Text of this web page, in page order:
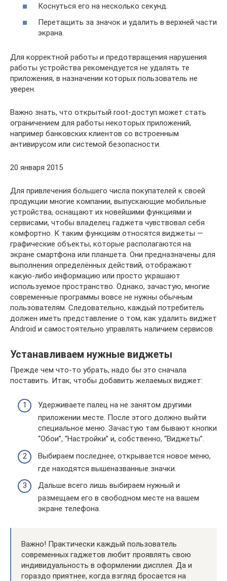
Коснуться его на несколько секунд.
Перетащить за значок и удалить в верхней части
экрана.
Для корректной работы и предотвращения нарушения
работы устройства рекомендуется не удалять те
приложения, в назначении которых пользователь не
уверен.
Важно знать, что открытый root-доступ может стать
ограничением для работы некоторых приложений,
например банковских клиентов со встроенным
антивирусом или системой безопасности.
20 января 2015
Для привлечения большего числа покупателей к своей
продукции многие компании, выпускающие мобильные
устройства, оснащают их новейшими функциями и
сервисами, чтобы владелец гаджета чувствовал себя
комфортно. К таким функциям относятся виджеты —
графические объекты, которые располагаются на
экране смартфона или планшета. Они предназначены для
выполнения определённых действий, отображают
какую-либо информацию или просто украшают
используемое пространство. Однако, зачастую, многие
современные программы вовсе не нужны обычным
пользователям. Следовательно, каждый потребитель
должен иметь представление о том, как удалить виджет
Android и самостоятельно управлять наличием сервисов.
Устанавливаем нужные виджеты
Прежде чем что-то убрать, надо бы это сначала
поставить. Итак, чтобы добавить желаемых виджет:
Удерживаете палец на не занятом другими
приложении месте. После этого должно выйти
специальное меню. Зачастую там бывают кнопки
“Обои”, “Настройки” и, собственно, “Виджеты”.
Выбираем последнее, открывается новое меню,
где находятся вышеназванные значки.
Дальше всего лишь выбираем нужный и
размещаем его в свободном месте на вашем
экране телефона.
Важно! Практически каждый пользователь
современных гаджетов любит проявлять свою
индивидуальность в оформлении дисплея. Да и
гораздо приятнее, когда взгляд бросается на